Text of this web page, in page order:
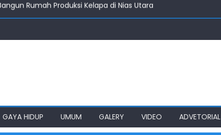
PWI akan Aktifkan Lagi KTA Mati Lebih Dari Setahun
Harus Jadi Konselor Sebaya
GAYA HIDUP UMUM GALERY VIDEO ADVETORIAL